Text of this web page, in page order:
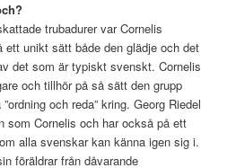
trubadurer var Cornelis
ett unikt sätt både den glädje och det
det som är typiskt svenskt. Cornelis
och tillhör på så sätt den grupp
och reda” kring. Georg Riedel
som Cornelis och har också på ett
alla svenskar kan känna igen sig i.
föräldrar från dåvarande